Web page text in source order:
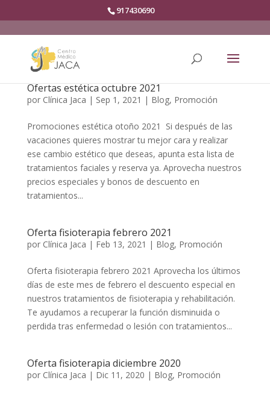
917430690
Ofertas estética octubre 2021
por Clínica Jaca | Sep 1, 2021 | Blog, Promoción
Promociones estética otoño 2021 Si después de las
vacaciones quieres mostrar tu mejor cara y realizar
ese cambio estético que deseas, apunta esta lista de
tratamientos faciales y reserva ya. Aprovecha nuestros
precios especiales y bonos de descuento en
tratamientos...
Oferta fisioterapia febrero 2021
por Clínica Jaca | Feb 13, 2021 | Blog, Promoción
Oferta fisioterapia febrero 2021 Aprovecha los últimos
días de este mes de febrero el descuento especial en
nuestros tratamientos de fisioterapia y rehabilitación.
Te ayudamos a recuperar la función disminuida o
perdida tras enfermedad o lesión con tratamientos...
Oferta fisioterapia diciembre 2020
por Clínica Jaca | Dic 11, 2020 | Blog, Promoción